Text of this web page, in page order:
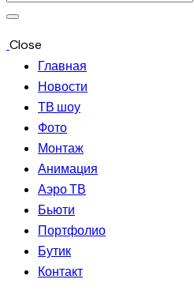
Close
Главная
Новости
ТВ шоу
Фото
Монтаж
Анимация
Аэро ТВ
Бьюти
Портфолио
Бутик
Контакт